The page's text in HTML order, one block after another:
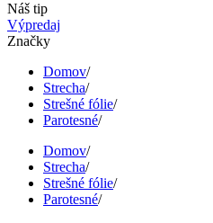
Náš tip
Výpredaj
Značky
Domov/
Strecha/
Strešné fólie/
Parotesné/
Domov/
Strecha/
Strešné fólie/
Parotesné/